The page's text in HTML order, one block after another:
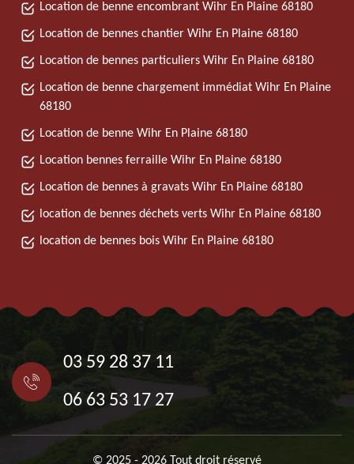
Location de benne encombrant Wihr En Plaine 68180
Location de bennes chantier Wihr En Plaine 68180
Location de bennes particuliers Wihr En Plaine 68180
Location de benne chargement immédiat Wihr En Plaine
68180
Location de benne Wihr En Plaine 68180
Location bennes ferraille Wihr En Plaine 68180
Location de bennes à gravats Wihr En Plaine 68180
location de bennes déchets verts Wihr En Plaine 68180
location de bennes bois Wihr En Plaine 68180
03 59 28 37 11
06 63 53 17 27
© 2025 - 2026 Tout droit réservé